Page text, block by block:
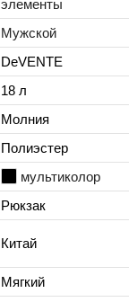
элементы
Мужской
DeVENTE
18 л
Молния
Полиэстер
мультиколор
Рюкзак
Китай
Мягкий